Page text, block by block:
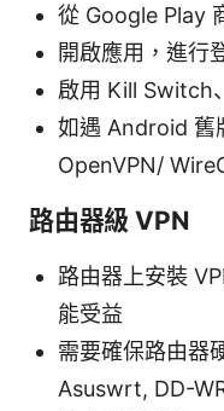
從 Google Play
開啟應用，進行
啟用 Kill Switch
如遇 Android 舊
OpenVPN/
路由器級 VPN
路由器上安裝
能受益
需要確保路由器
Asuswrt, DD-